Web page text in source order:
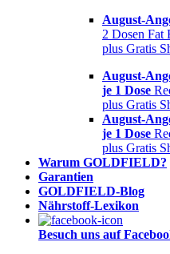
August-
2 Dosen Fat
plus Gratis
August-
je 1 Dose
plus Gratis
August-
je 1 Dose
plus Gratis
Warum GOLDFIELD?
Garantien
GOLDFIELD-Blog
Nährstoff-Lexikon
Besuch uns auf